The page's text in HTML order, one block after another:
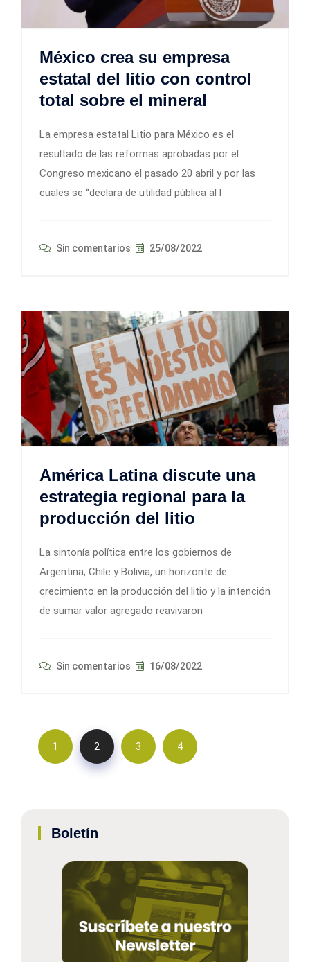
México crea su empresa
estatal del litio con control
total sobre el mineral
La empresa estatal Litio para México es el
resultado de las reformas aprobadas por el
Congreso mexicano el pasado 20 abril y por las
cuales se “declara de utilidad pública al l
Sin comentarios 25/08/2022
América Latina discute una
estrategia regional para la
producción del litio
La sintonía política entre los gobiernos de
Argentina, Chile y Bolivia, un horizonte de
crecimiento en la producción del litio y la intención
de sumar valor agregado reavivaron
Sin comentarios 16/08/2022
1 2 3 4
Boletín